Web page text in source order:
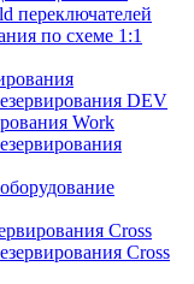
переключателей
по схеме 1:1
DEV
Work
Cross
Cross